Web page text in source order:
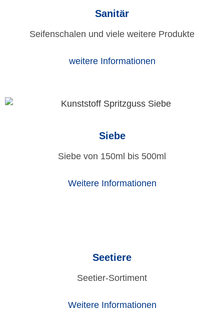
Sanitär
Seifenschalen und viele weitere Produkte
weitere Informationen
Siebe
Siebe von 150ml bis 500ml
Weitere Informationen
Seetiere
Seetier-Sortiment
Weitere Informationen